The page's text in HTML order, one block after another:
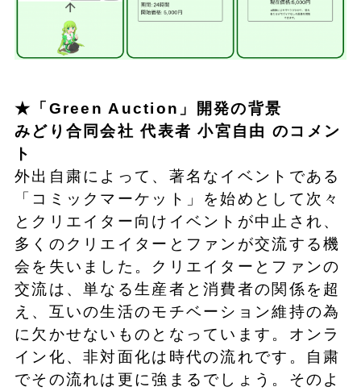
★「Green Auction」開発の背景
みどり合同会社 代表者 小宮自由 のコメン
ト
外出自粛によって、著名なイベントである
「コミックマーケット」を始めとして次々
とクリエイター向けイベントが中止され、
多くのクリエイターとファンが交流する機
会を失いました。クリエイターとファンの
交流は、単なる生産者と消費者の関係を超
え、互いの生活のモチベーション維持の為
に欠かせないものとなっています。オンラ
イン化、非対面化は時代の流れです。自粛
でその流れは更に強まるでしょう。そのよ